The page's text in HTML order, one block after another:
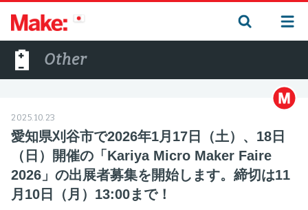
Other
2025.10.23
愛知県刈谷市で2026年1月17日（土）、18日
（日）開催の「Kariya Micro Maker Faire
2026」の出展者募集を開始します。締切は11
月10日（月）13:00まで！